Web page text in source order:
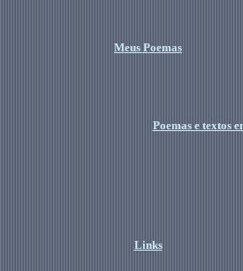
Meus Poemas
Poemas e textos
Links